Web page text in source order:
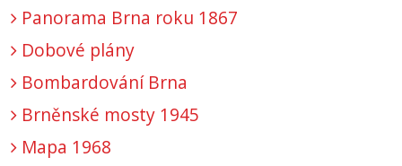
Panorama Brna roku 1867
Dobové plány
Bombardování Brna
Brněnské mosty 1945
Mapa 1968